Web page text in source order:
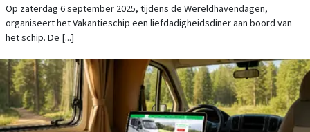
Op zaterdag 6 september 2025, tijdens de Wereldhavendagen,
organiseert het Vakantieschip een liefdadigheidsdiner aan boord van
het schip. De [...]